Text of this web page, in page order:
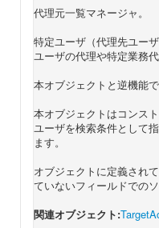
代理元一覧マネージャ。
特定ユーザ（代理先ユー
ユーザの代理や特定業務
本オブジェクトと逆機能
本オブジェクトはコンス
ユーザを検索条件として
ます。
オブジェクトに定義され
ていないフィールドでの
関連オブジェクト: